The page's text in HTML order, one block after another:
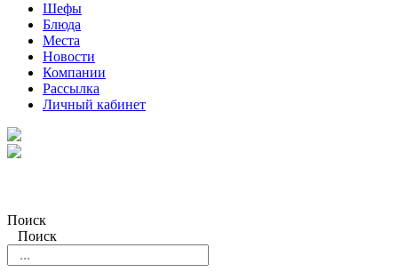
Шефы
Блюда
Места
Новости
Компании
Рассылка
Личный кабинет
Поиск
Поиск